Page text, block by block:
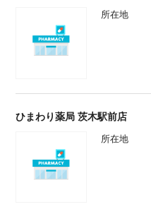
所在地
ひまわり薬局 茨木駅前店
所在地